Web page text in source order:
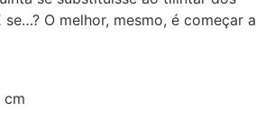
O melhor, mesmo, é começar a
cm